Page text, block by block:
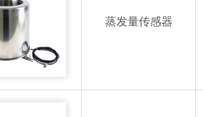
蒸发量传感器